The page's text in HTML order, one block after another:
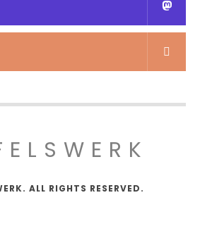
ALL RIGHTS RESERVED.